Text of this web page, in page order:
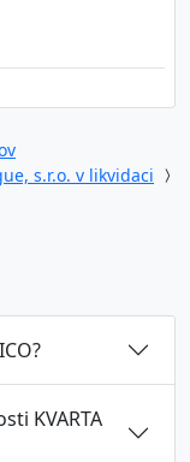
s.r.o. v likvidaci
KVARTA